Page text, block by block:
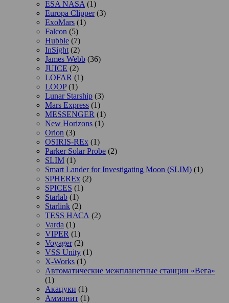
ESA NASA (1)
Europa Clipper(3)
ExoMars (1)
Falcon (5)
Hubble (7)
InSight (2)
James Webb (36)
JUICE (2)
LOFAR (1)
LOOP(1)
Lunar Starship (3)
Mars Express (1)
MESSENGER (1)
New Horizons (1)
Orion (3)
OSIRIS-REx (1)
Parker Solar Probe (2)
SLIM (1)
Smart Lander for Investigating Moon (SLIM) (1)
SPHEREx (2)
SPICES (1)
Starlab (1)
Starlink (2)
TESS НАСА (2)
Varda (1)
VIPER (1)
Voyager(2)
VSS Unity (1)
X-Works (1)
Автоматические межпланетные станции «Вега»
(1)
Акацуки (1)
Аммонит (1)